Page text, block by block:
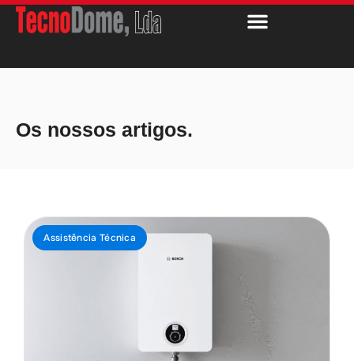
Os nossos artigos.
Assistência Técnica